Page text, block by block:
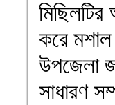
করে
উপজেলা
সাধারণ